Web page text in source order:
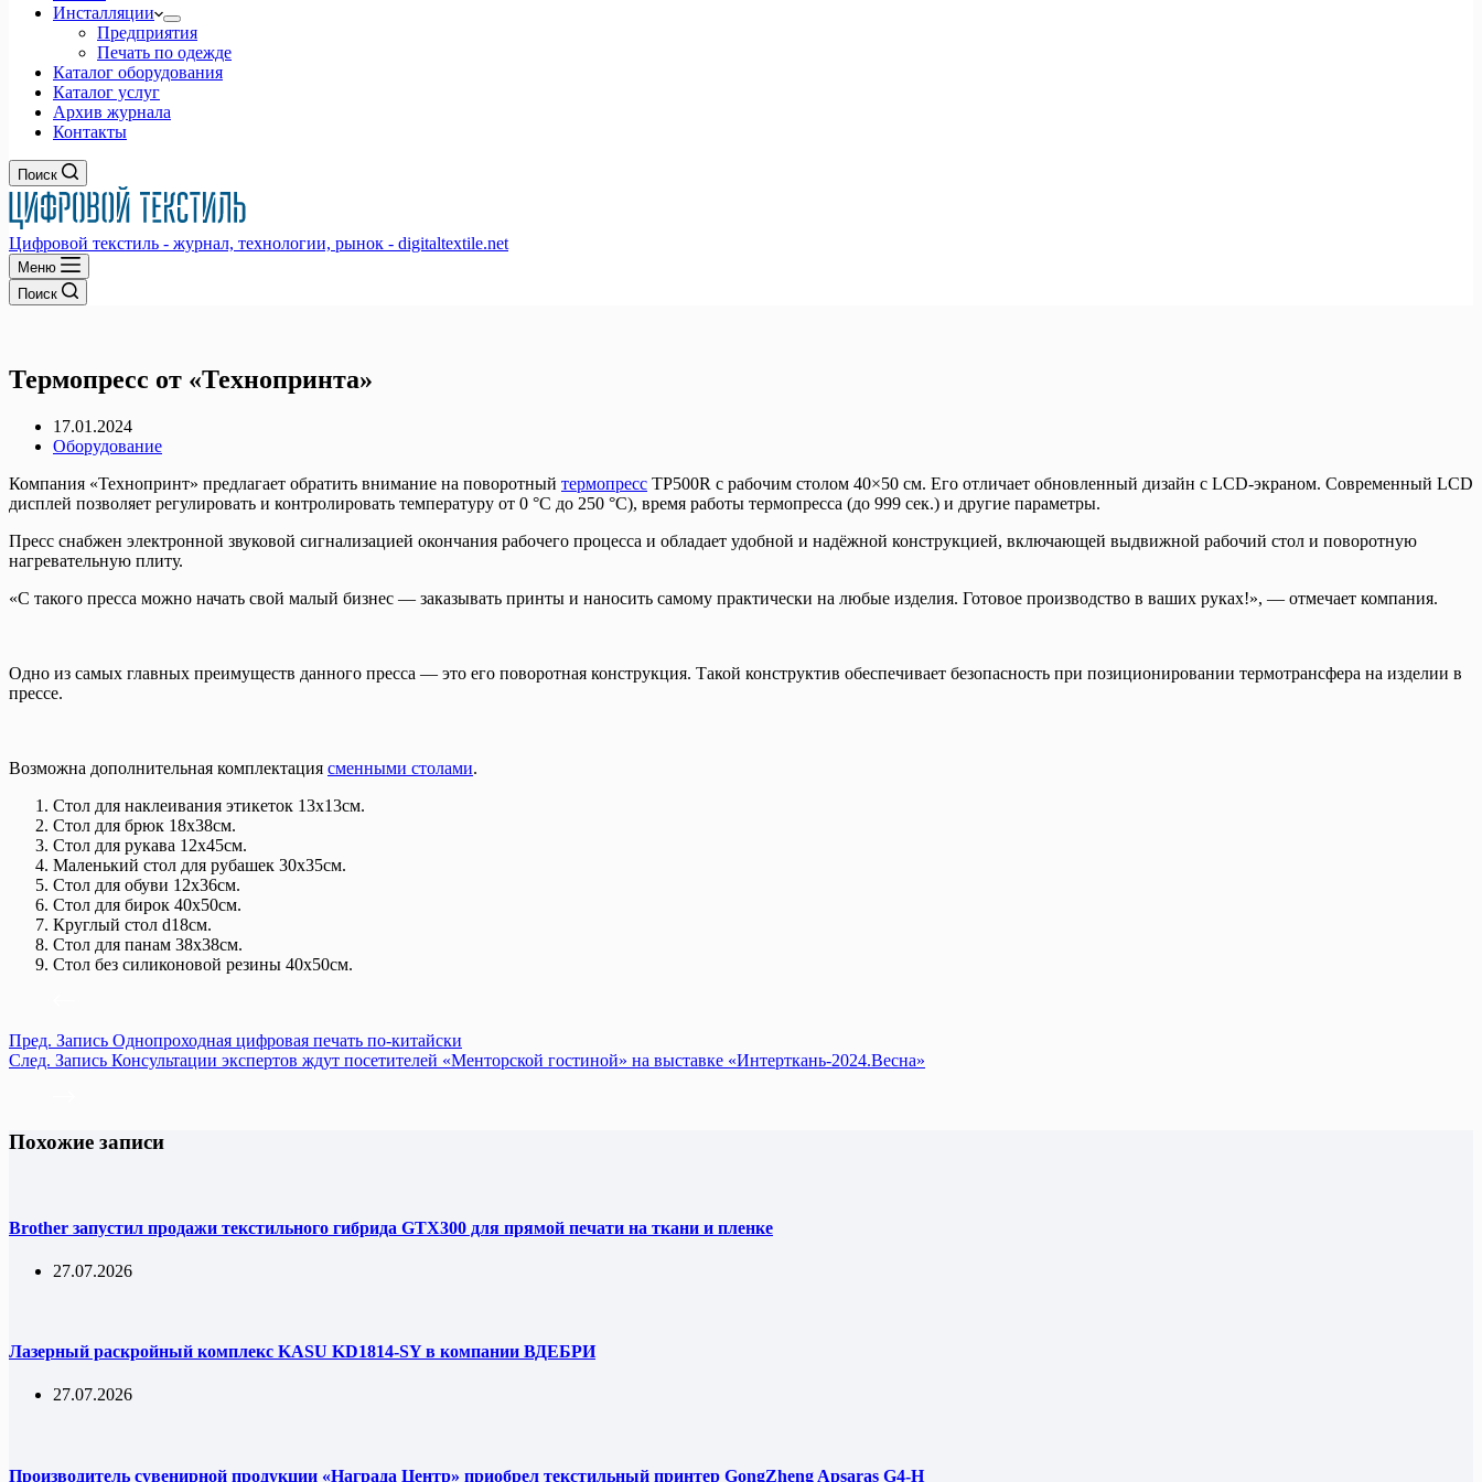
Инсталляции
Предприятия
Печать по одежде
Каталог оборудования
Каталог услуг
Архив журнала
Контакты
Поиск
Цифровой текстиль - журнал, технологии, рынок - digitaltextile.net
Меню
Поиск
Термопресс от «Технопринта»
17.01.2024
Оборудование
Компания «Технопринт» предлагает обратить внимание на поворотный термопресс TP500R с рабочим столом 40×50 см. Его отличает обновленный дизайн с LCD-экраном. Современный LCD
дисплей позволяет регулировать и контролировать температуру от 0 °C до 250 °C), время работы термопресса (до 999 сек.) и другие параметры.
Пресс снабжен электронной звуковой сигнализацией окончания рабочего процесса и обладает удобной и надёжной конструкцией, включающей выдвижной рабочий стол и поворотную
нагревательную плиту.
«С такого пресса можно начать свой малый бизнес — заказывать принты и наносить самому практически на любые изделия. Готовое производство в ваших руках!», — отмечает компания.
Одно из самых главных преимуществ данного пресса — это его поворотная конструкция. Такой конструктив обеспечивает безопасность при позиционировании термотрансфера на изделии в
прессе.
Возможна дополнительная комплектация сменными столами.
Стол для наклеивания этикеток 13х13см.
Стол для брюк 18х38см.
Стол для рукава 12х45см.
Маленький стол для рубашек 30х35см.
Стол для обуви 12х36см.
Стол для бирок 40х50см.
Круглый стол d18см.
Стол для панам 38х38см.
Стол без силиконовой резины 40х50см.
Пред. Запись Однопроходная цифровая печать по-китайски
След. Запись Консультации экспертов ждут посетителей «Менторской гостиной» на выставке «Интерткань-2024.Весна»
Похожие записи
Brother запустил продажи текстильного гибрида GTX300 для прямой печати на ткани и пленке
27.07.2026
Лазерный раскройный комплекс KASU KD1814-SY в компании ВДЕБРИ
27.07.2026
Производитель сувенирной продукции «Награда Центр» приобрел текстильный принтер GongZheng Apsaras G4-H